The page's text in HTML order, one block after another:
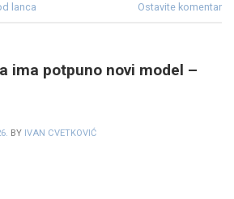
lanca Ostavite komentar
ima potpuno novi model –
BY IVAN CVETKOVIĆ